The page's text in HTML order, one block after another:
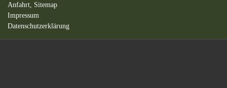
Anfahrt, Sitemap
Impressum
Datenschutzerklärung